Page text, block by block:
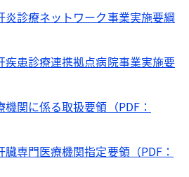
炎診療ネットワーク事業実施要綱
疾患診療連携拠点病院事業実施要
関に係る取扱要領（PDF：
専門医療機関指定要領（PDF：